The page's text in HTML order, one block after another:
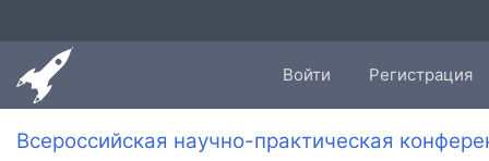
Войти Регистрация
Всероссийская научно-практическая